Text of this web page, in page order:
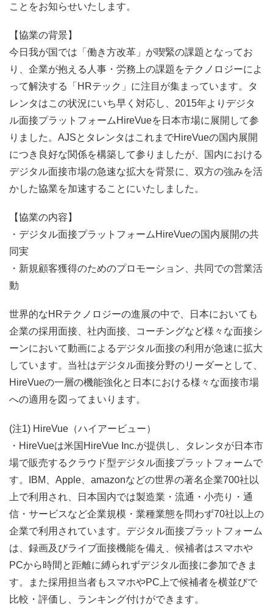
ことをお知らせいたします。
【協業の背景】
今日我が国では「働き方改革」が喫緊の課題となってお
り、企業が抱える人事・労務上の課題をテクノロジーによ
って解決する「HRテック」に注目が集まっています。タ
レンタはこの状況にいち早く対応し、2015年よりデジタ
ル面接プラットフォームHireVueを日本市場に展開して参
りました。AJSとタレンタはこれまでHireVueの国内展開
につき良好な関係を構築して参りましたが、国内における
デジタル面接市場の急速な拡大を背景に、双方の強みを活
かした協業を加速することにいたしました。
【協業の内容】
・デジタル面接プラットフォームHireVueの国内展開の共
同実
・新規顧客獲得のためのプロモーション、共同での営業活
動
世界的なHRテクノロジーの進展の中で、日本においても
企業の採用面接、社内面接、コーチングなど様々な面接シ
ーンにおいて動画によるデジタル面接の利用が急速に拡大
しています。当社はデジタル面接分野のリーダーとして、
HireVueの一層の機能強化と日本における様々な面接市場
への適用を図ってまいります。
(注1) HireVue（ハイアービュー）
・HireVueは米国HireVue Inc.が提供し、タレンタが日本市
場で販売するクラウド型デジタル面接プラットフォームで
す。IBM、Apple、amazonなどの世界の著名企業700社以
上で利用され、日本国内では製造業・流通・小売り・通
信・サービスなど企業規模・業種業態を問わず70社以上の
企業で利用されています。デジタル面接プラットフォーム
は、録画及びライブ面接機能を備え、候補者はスマホや
PCから時間と距離に縛られずデジタル面接に参加できま
す。また採用担当者もスマホやPC上で候補者を横並びで
比較・評価し、ランキング付けができます。